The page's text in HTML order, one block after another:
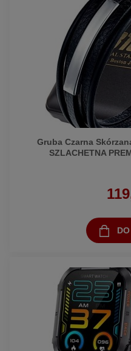
Gruba Czarna
SZLACHETNA